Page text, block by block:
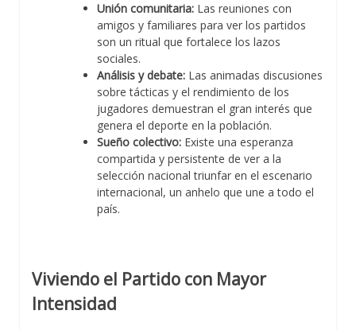
Unión comunitaria: Las reuniones con
amigos y familiares para ver los partidos
son un ritual que fortalece los lazos
sociales.
Análisis y debate: Las animadas discusiones
sobre tácticas y el rendimiento de los
jugadores demuestran el gran interés que
genera el deporte en la población.
Sueño colectivo: Existe una esperanza
compartida y persistente de ver a la
selección nacional triunfar en el escenario
internacional, un anhelo que une a todo el
país.
Viviendo el Partido con Mayor
Intensidad